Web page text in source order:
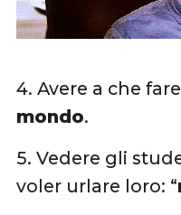
4. Avere a che
mondo.
5. Vedere gli
voler urlare loro: “